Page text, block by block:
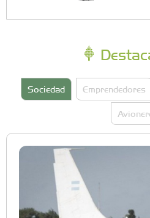
Sociedad Emprendedores